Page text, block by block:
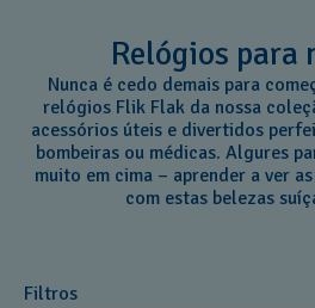
Relógios para
Nunca é cedo demais para
relógios Flik Flak da nossa
acessórios úteis e divertidos
bombeiras ou médicas. Algures
muito em cima – aprender a ver
com estas belezas
Filtros